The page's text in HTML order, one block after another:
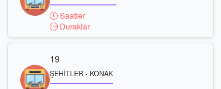
Saatler
Duraklar
19
ŞEHİTLER - KONAK